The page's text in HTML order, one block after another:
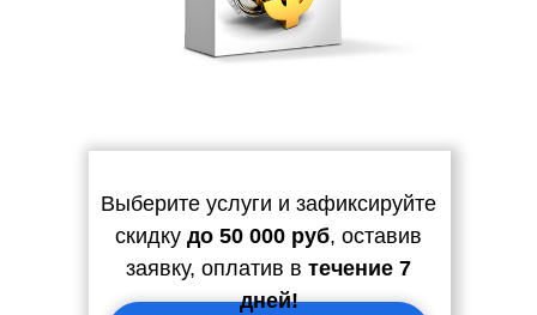
Выберите услуги и зафиксируйте
скидку до 50 000 руб, оставив
заявку, оплатив в течение 7
дней!